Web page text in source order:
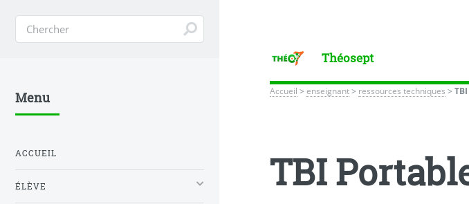
Théosept
Accueil >enseignant> ressources techniques >
TBI
Menu
ACCUEIL
ÉLÈVE